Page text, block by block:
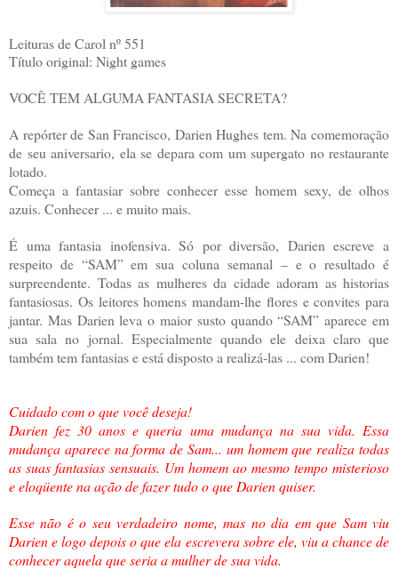
Leituras de Carol nº 551
Título original: Night games
VOCÊ TEM ALGUMA FANTASIA SECRETA?
A repórter de San Francisco, Darien Hughes tem. Na comemoração
de seu aniversario, ela se depara com um supergato no restaurante
lotado.
Começa a fantasiar sobre conhecer esse homem sexy, de olhos
azuis. Conhecer ... e muito mais.
É uma fantasia inofensiva. Só por diversão, Darien escreve a
respeito de “SAM” em sua coluna semanal – e o resultado é
surpreendente. Todas as mulheres da cidade adoram as historias
fantasiosas. Os leitores homens mandam-lhe flores e convites para
jantar. Mas Darien leva o maior susto quando “SAM” aparece em
sua sala no jornal. Especialmente quando ele deixa claro que
também tem fantasias e está disposto a realizá-las ... com Darien!
Cuidado com o que você deseja!
Darien fez 30 anos e queria uma mudança na sua vida. Essa
mudança aparece na forma de Sam... um homem que realiza todas
as suas fantasias sensuais. Um homem ao mesmo tempo misterioso
e eloqüente na ação de fazer tudo o que Darien quiser.
Esse não é o seu verdadeiro nome, mas no dia em que Sam viu
Darien e logo depois o que ela escrevera sobre ele, viu a chance de
conhecer aquela que seria a mulher de sua vida.